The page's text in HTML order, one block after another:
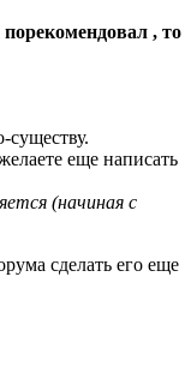
, то
существу.
еще написать
(начиная с
сделать его еще